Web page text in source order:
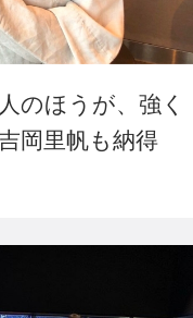
のほうが、強く
岡里帆も納得